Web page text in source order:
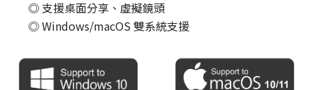
◎ 支援桌面分享、虛擬鏡頭
◎ Windows/macOS 雙系統支援